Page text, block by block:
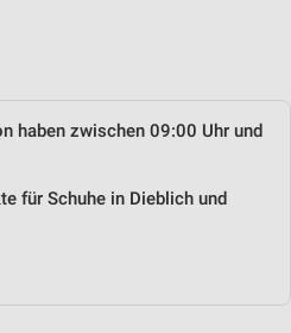
haben zwischen 09:00 Uhr und
für Schuhe in Dieblich und